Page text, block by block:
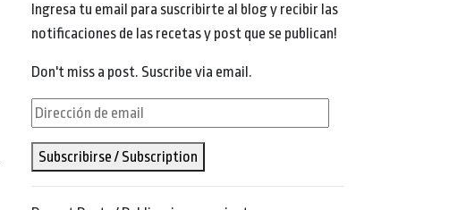
Ingresa tu email para suscribirte al blog y recibir las
notificaciones de las recetas y post que se publican!
Don't miss a post. Suscribe via email.
Dirección
de
email
Subscribirse / Subscription